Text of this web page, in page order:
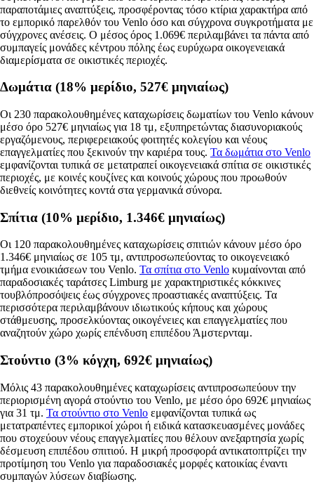
παραποτάμιες αναπτύξεις, προσφέροντας τόσο κτίρια χαρακτήρα από
το εμπορικό παρελθόν του Venlo όσο και σύγχρονα συγκροτήματα με
σύγχρονες ανέσεις. Ο μέσος όρος 1.069€ περιλαμβάνει τα πάντα από
συμπαγείς μονάδες κέντρου πόλης έως ευρύχωρα οικογενειακά
διαμερίσματα σε οικιστικές περιοχές.
Δωμάτια (18% μερίδιο, 527€ μηνιαίως)
Οι 230 παρακολουθημένες καταχωρίσεις δωματίων του Venlo κάνουν
μέσο όρο 527€ μηνιαίως για 18 τμ, εξυπηρετώντας διασυνοριακούς
εργαζόμενους, περιφερειακούς φοιτητές κολεγίου και νέους
επαγγελματίες που ξεκινούν την καριέρα τους. Τα δωμάτια στο Venlo
εμφανίζονται τυπικά σε μετατραπεί οικογενειακά σπίτια σε οικιστικές
περιοχές, με κοινές κουζίνες και κοινούς χώρους που προωθούν
διεθνείς κοινότητες κοντά στα γερμανικά σύνορα.
Σπίτια (10% μερίδιο, 1.346€ μηνιαίως)
Οι 120 παρακολουθημένες καταχωρίσεις σπιτιών κάνουν μέσο όρο
1.346€ μηνιαίως σε 105 τμ, αντιπροσωπεύοντας το οικογενειακό
τμήμα ενοικιάσεων του Venlo. Τα σπίτια στο Venlo κυμαίνονται από
παραδοσιακές ταράτσες Limburg με χαρακτηριστικές κόκκινες
τουβλόπροσόψεις έως σύγχρονες προαστιακές αναπτύξεις. Τα
περισσότερα περιλαμβάνουν ιδιωτικούς κήπους και χώρους
στάθμευσης, προσελκύοντας οικογένειες και επαγγελματίες που
αναζητούν χώρο χωρίς επένδυση επιπέδου Άμστερνταμ.
Στούντιο (3% κόγχη, 692€ μηνιαίως)
Μόλις 43 παρακολουθημένες καταχωρίσεις αντιπροσωπεύουν την
περιορισμένη αγορά στούντιο του Venlo, με μέσο όρο 692€ μηνιαίως
για 31 τμ. Τα στούντιο στο Venlo εμφανίζονται τυπικά ως
μετατραπέντες εμπορικοί χώροι ή ειδικά κατασκευασμένες μονάδες
που στοχεύουν νέους επαγγελματίες που θέλουν ανεξαρτησία χωρίς
δέσμευση επιπέδου σπιτιού. Η μικρή προσφορά αντικατοπτρίζει την
προτίμηση του Venlo για παραδοσιακές μορφές κατοικίας έναντι
συμπαγών λύσεων διαβίωσης.